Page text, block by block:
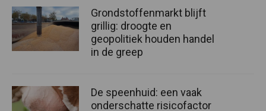
Grondstoffenmarkt blijft
grillig: droogte en
geopolitiek houden handel
in de greep
De speenhuid: een vaak
onderschatte risicofactor